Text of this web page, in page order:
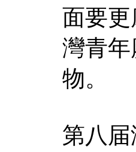
面要
灣青
物。
第八